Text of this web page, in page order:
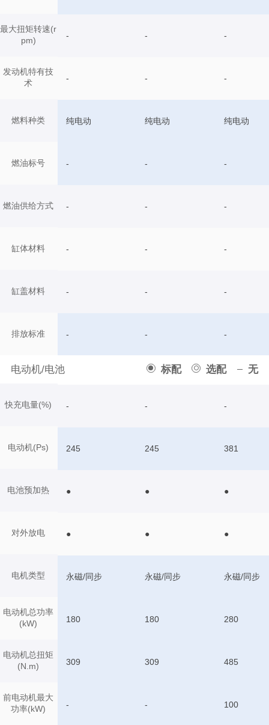
最大扭矩转速(r
pm)
发动机特有技
术
燃料种类
燃油标号
燃油供给方式
缸体材料
缸盖材料
排放标准
电动机/电池 标配 选配 无
快充电量(%)
电动机(Ps)
电池预加热
对外放电
电机类型
电动机总功率
(kW)
电动机总扭矩
(N.m)
前电动机最大
功率(kW)
- - -
- - -
纯电动 纯电动 纯电动
- - -
- - -
- - -
- - -
- - -
- - -
245 245 381
● ● ●
● ● ●
永磁/同步 永磁/同步 永磁/同步
180 180 280
309 309 485
- - 100